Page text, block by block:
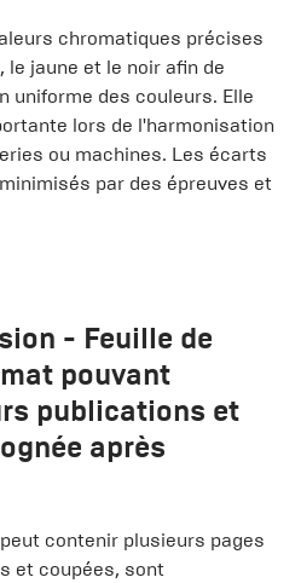
chromatiques précises
le jaune et le noir afin de
uniforme des couleurs. Elle
lors de l'harmonisation
ou machines. Les écarts
par des épreuves et
- Feuille de
pouvant
publications et
après
contenir plusieurs pages
et coupées, sont